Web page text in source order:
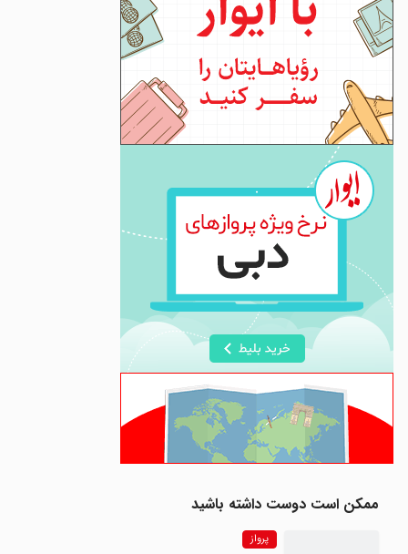
ممکن است دوست داشته باشید
پرواز